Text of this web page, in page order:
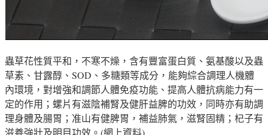
蟲草花性質平和，不寒不燥，含有豐富蛋白質、氨基酸以及蟲
草素、甘露醇、SOD、多糖類等成分，能夠綜合調理人機體
內環境，對增強和調節人體免疫功能、提高人體抗病能力有一
定的作用； 螺片有滋陰補腎及健肝益脾的功效 ，同時亦有助調
理身體及腸胃 ； 准山有健脾胃，補益肺氣，滋腎固精；杞子有
滋養強壯及明目功效。(網上資料)